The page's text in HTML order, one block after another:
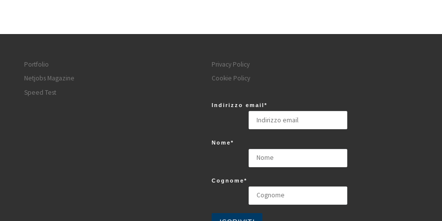
Portfolio
Netjobs Magazine
Speed Test
Privacy Policy
Cookie Policy
Indirizzo email*
Nome*
Cognome*